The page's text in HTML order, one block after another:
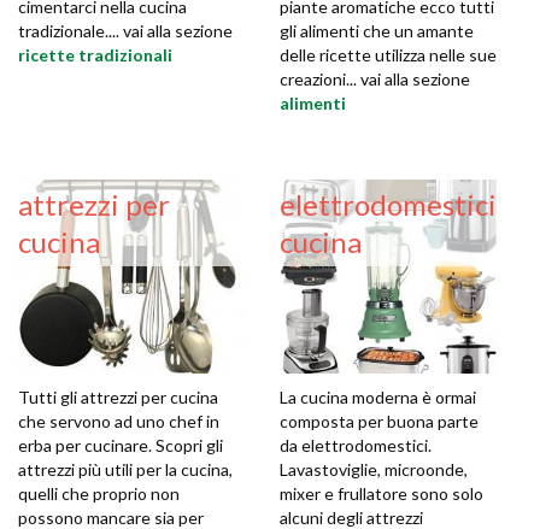
cimentarci nella cucina
tradizionale.... vai alla sezione
ricette tradizionali
piante aromatiche ecco tutti
gli alimenti che un amante
delle ricette utilizza nelle sue
creazioni... vai alla sezione
alimenti
attrezzi per
cucina
Tutti gli attrezzi per cucina
che servono ad uno chef in
erba per cucinare. Scopri gli
attrezzi più utili per la cucina,
quelli che proprio non
possono mancare sia per
elettrodomestici
cucina
La cucina moderna è ormai
composta per buona parte
da elettrodomestici.
Lavastoviglie, microonde,
mixer e frullatore sono solo
alcuni degli attrezzi